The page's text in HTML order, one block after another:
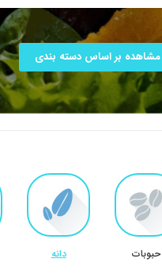
مشاهده بر اساس دسته بندی
حبوبات دانه